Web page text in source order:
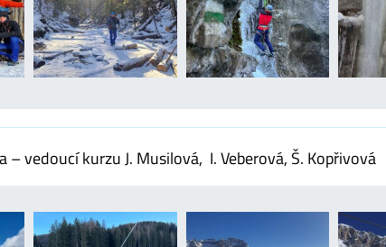
– vedoucí kurzu J. Musilová, I. Veberová, Š. Kopřivová